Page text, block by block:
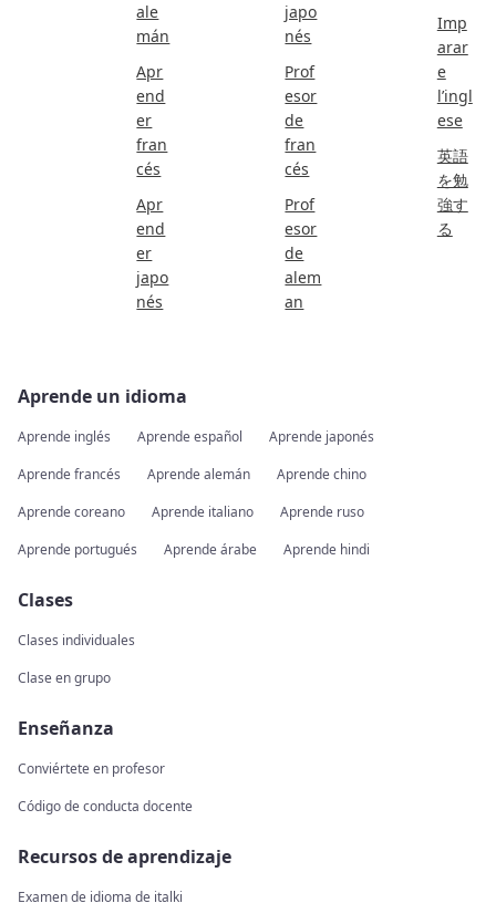
ale
mán
Apr
end
er
fran
cés
Apr
end
er
japo
nés
japo
nés
Prof
esor
de
fran
cés
Prof
esor
de
alem
an
Imp
arar
e
l’ingl
ese
英語
を勉
強す
る
Aprende un idioma
Aprende inglés Aprende español
Aprende japonés
Aprende francés
Aprende alemán
Aprende chino
Aprende coreano
Aprende italiano
Aprende ruso
Aprende portugués
Aprende árabe Aprende hindi
Clases
Clases individuales
Clase en grupo
Enseñanza
Conviértete en profesor
Código de conducta docente
Recursos de aprendizaje
Examen de idioma de italki